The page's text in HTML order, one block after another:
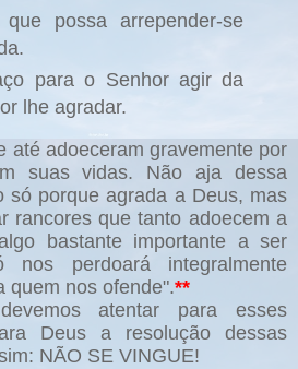
possa arrepender-se
para o Senhor agir da
lhe agradar.
até adoeceram gravemente por
suas vidas. Não aja dessa
só porque agrada a Deus, mas
rancores que tanto adoecem a
bastante importante a ser
nos perdoará integralmente
quem nos ofende".**
atentar para esses
Deus a resolução dessas
NÃO SE VINGUE!